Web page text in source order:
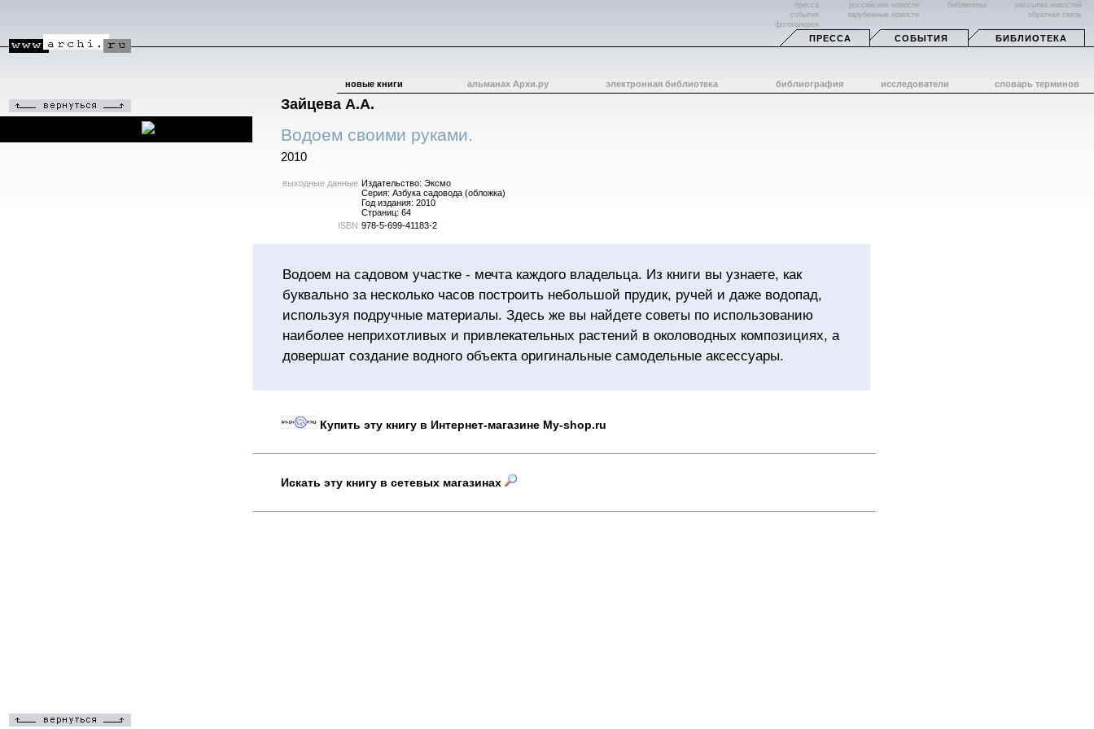
пресса
события
фотогалерея
российские новости
зарубежные новости
библиотека
рассылка новостей
обратная связь
ПРЕССА СОБЫТИЯ БИБЛИОТЕКА
новые книги альманах Архи.ру электронная библиотека библиография исследователи словарь терминов
Зайцева А.А.
Водоем своими руками.
2010
выходные данные Издательство: Эксмо
Серия: Азбука садовода (обложка)
Год издания: 2010
Страниц: 64
ISBN 978-5-699-41183-2
Водоем на садовом участке - мечта каждого владельца. Из книги вы узнаете, как
буквально за несколько часов построить небольшой прудик, ручей и даже водопад,
используя подручные материалы. Здесь же вы найдете советы по использованию
наиболее неприхотливых и привлекательных растений в околоводных композициях, а
довершат создание водного объекта оригинальные самодельные аксессуары.
Купить эту книгу в Интернет-магазине My-shop.ru
Искать эту книгу в сетевых магазинах